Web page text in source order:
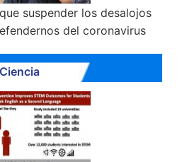
suspender los desalojos
del coronavirus
Ciencia